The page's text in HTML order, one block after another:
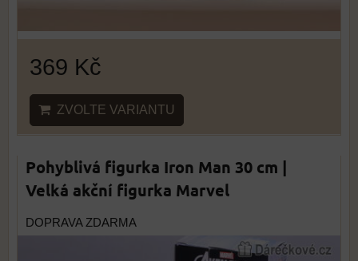
369 Kč
ZVOLTE VARIANTU
Pohyblivá figurka Iron Man 30 cm |
Velká akční figurka Marvel
DOPRAVA ZDARMA